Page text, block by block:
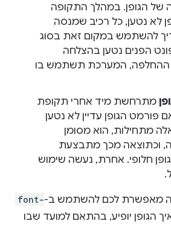
של הגופן. במהלך התקופה
לא נטען, כל רכיב שמנסה
להשתמש במקום זאת בסוג
הפנים נטען בהצלחה
ההחלפה, המערכת תשתמש בו
מתרחשת מיד אחרי תקופת
פורמט הגופן עדיין לא נטען
מתחילות, הוא מסומן
וכתוצאה מכך מתבצעת
חלופי. אחרת, נעשה שימוש
מאפשרת לכם להשתמש ב-font-
הגופן יופיע, בהתאם למועד שבו